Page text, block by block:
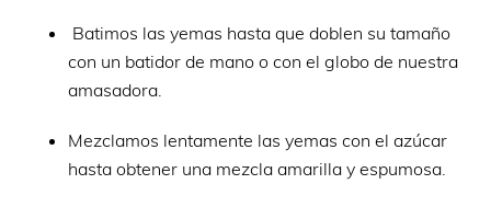
Batimos las yemas hasta que doblen su tamaño
con un batidor de mano o con el globo de nuestra
amasadora.
Mezclamos lentamente las yemas con el azúcar
hasta obtener una mezcla amarilla y espumosa.